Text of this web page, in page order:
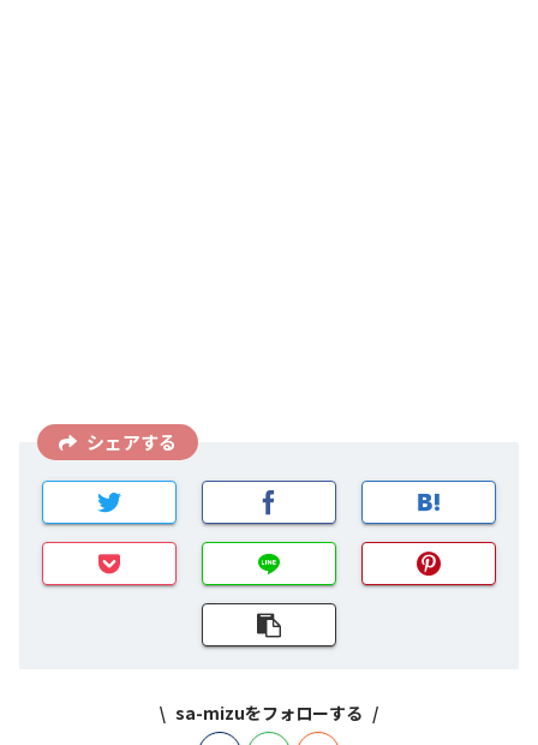
シェアする
sa-mizuをフォローする